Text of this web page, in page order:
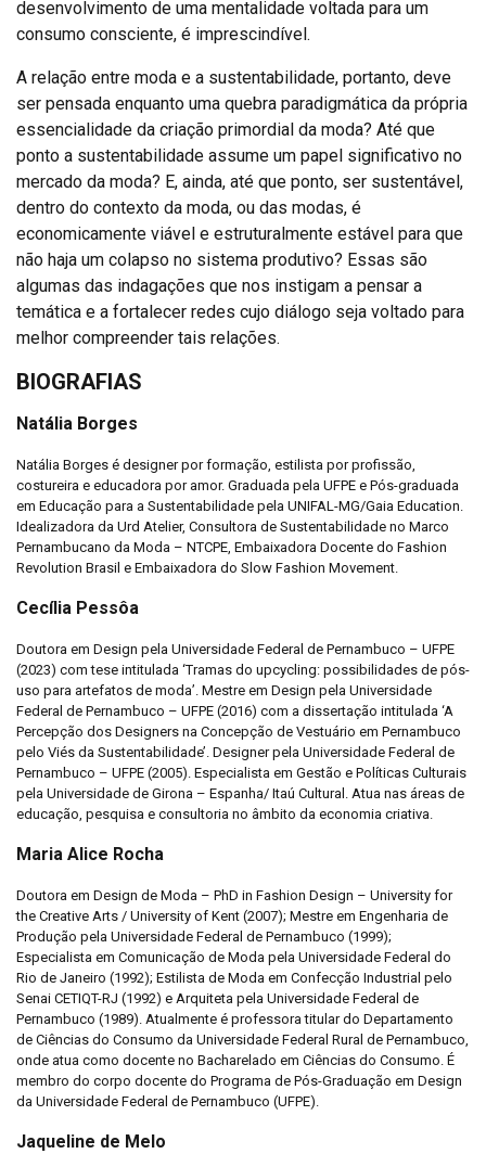
desenvolvimento de uma mentalidade voltada para um
consumo consciente, é imprescindível.
A relação entre moda e a sustentabilidade, portanto, deve
ser pensada enquanto uma quebra paradigmática da própria
essencialidade da criação primordial da moda? Até que
ponto a sustentabilidade assume um papel significativo no
mercado da moda? E, ainda, até que ponto, ser sustentável,
dentro do contexto da moda, ou das modas, é
economicamente viável e estruturalmente estável para que
não haja um colapso no sistema produtivo? Essas são
algumas das indagações que nos instigam a pensar a
temática e a fortalecer redes cujo diálogo seja voltado para
melhor compreender tais relações.
BIOGRAFIAS
Natália Borges
Natália Borges é designer por formação, estilista por profissão,
costureira e educadora por amor. Graduada pela UFPE e Pós-graduada
em Educação para a Sustentabilidade pela UNIFAL-MG/Gaia Education.
Idealizadora da Urd Atelier, Consultora de Sustentabilidade no Marco
Pernambucano da Moda – NTCPE, Embaixadora Docente do Fashion
Revolution Brasil e Embaixadora do Slow Fashion Movement.
Cecília Pessôa
Doutora em Design pela Universidade Federal de Pernambuco – UFPE
(2023) com tese intitulada ‘Tramas do upcycling: possibilidades de pós-
uso para artefatos de moda’. Mestre em Design pela Universidade
Federal de Pernambuco – UFPE (2016) com a dissertação intitulada ‘A
Percepção dos Designers na Concepção de Vestuário em Pernambuco
pelo Viés da Sustentabilidade’. Designer pela Universidade Federal de
Pernambuco – UFPE (2005). Especialista em Gestão e Políticas Culturais
pela Universidade de Girona – Espanha/ Itaú Cultural. Atua nas áreas de
educação, pesquisa e consultoria no âmbito da economia criativa.
Maria Alice Rocha
Doutora em Design de Moda – PhD in Fashion Design – University for
the Creative Arts / University of Kent (2007); Mestre em Engenharia de
Produção pela Universidade Federal de Pernambuco (1999);
Especialista em Comunicação de Moda pela Universidade Federal do
Rio de Janeiro (1992); Estilista de Moda em Confecção Industrial pelo
Senai CETIQT-RJ (1992) e Arquiteta pela Universidade Federal de
Pernambuco (1989). Atualmente é professora titular do Departamento
de Ciências do Consumo da Universidade Federal Rural de Pernambuco,
onde atua como docente no Bacharelado em Ciências do Consumo. É
membro do corpo docente do Programa de Pós-Graduação em Design
da Universidade Federal de Pernambuco (UFPE).
Jaqueline de Melo